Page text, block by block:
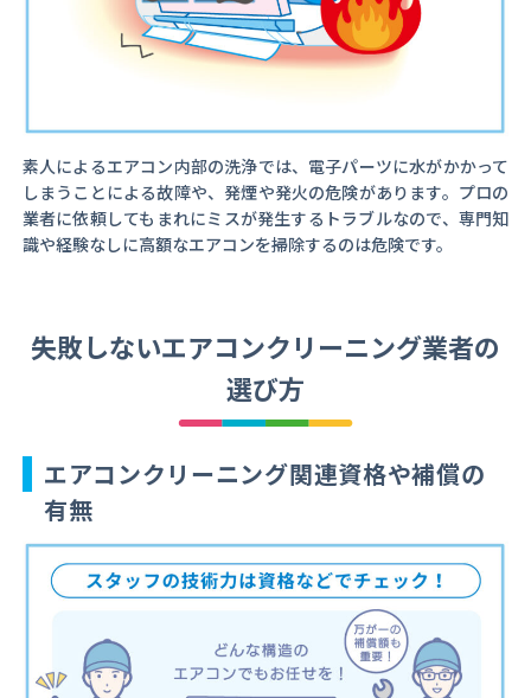
素人によるエアコン内部の洗浄では、電子パーツに水がかかって
しまうことによる故障や、発煙や発火の危険があります。プロの
業者に依頼してもまれにミスが発生するトラブルなので、専門知
識や経験なしに高額なエアコンを掃除するのは危険です。
失敗しないエアコンクリーニング業者の
選び方
エアコンクリーニング関連資格や補償の
有無